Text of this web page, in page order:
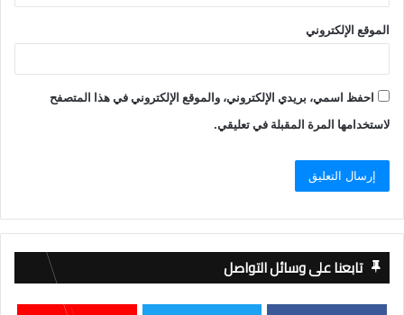
الموقع الإلكتروني
احفظ اسمي، بريدي الإلكتروني، والموقع الإلكتروني في هذا المتصفح
لاستخدامها المرة المقبلة في تعليقي.
تابعنا على وسائل التواصل